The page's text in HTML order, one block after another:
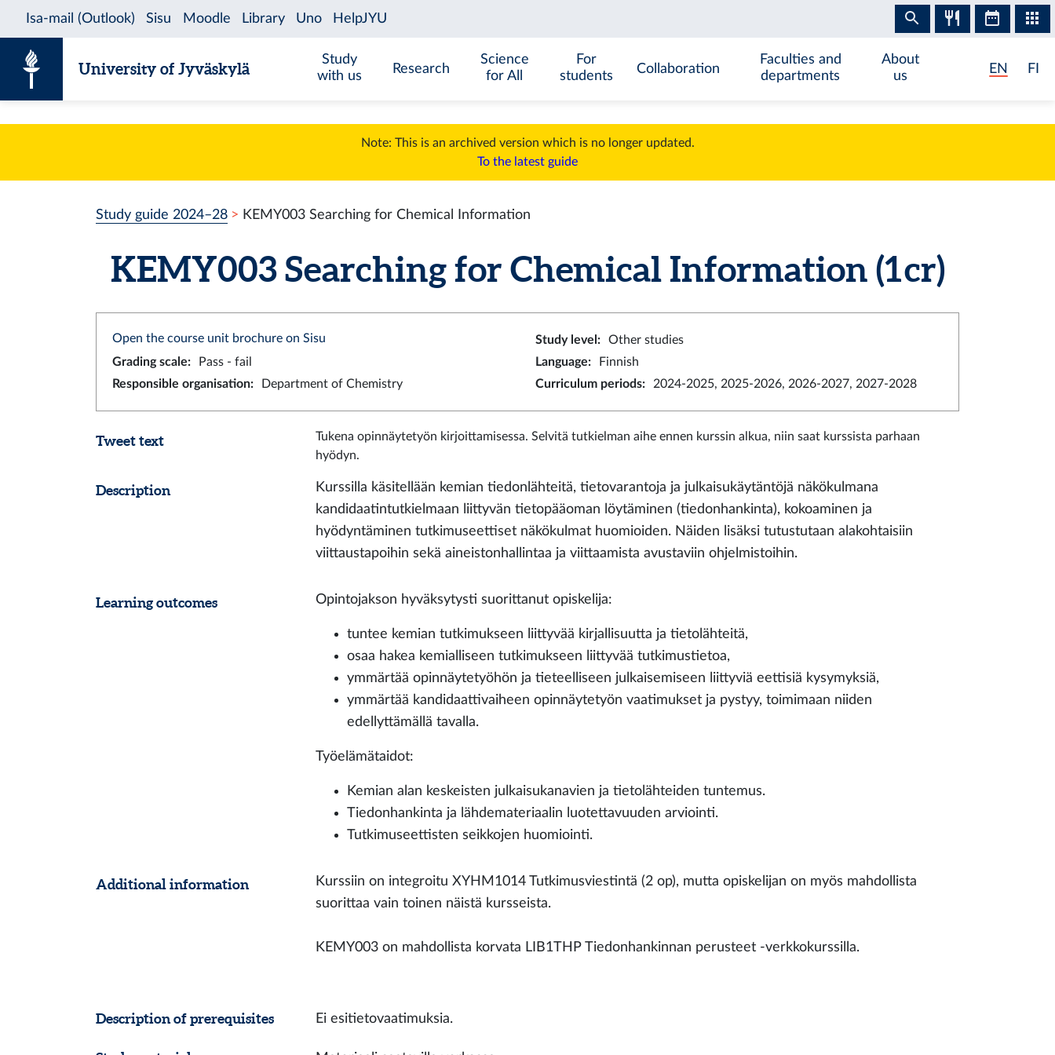
University of Jyväskylä
Study
with us
Research
Science
for All
For
students
Collaboration
Faculties and
departments
About
us
EN FI
Note: This is an archived version which is no longer updated.
To the latest guide
Study guide 2024–28 KEMY003 Searching for Chemical Information
KEMY003 Searching for Chemical Information (1 cr)
Open the course unit brochure on Sisu Study level :
Other studies
Grading scale: Pass - fail Language:
Finnish
Responsible organisation: Department of Chemistry Curriculum periods: 2024-2025, 2025-2026, 2026-2027, 2027-2028
Tweet text
Tukena opinnäytetyön kirjoittamisessa. Selvitä tutkielman aihe ennen kurssin alkua, niin saat kurssista parhaan
hyödyn.
Description
Kurssilla käsitellään kemian tiedonlähteitä, tietovarantoja ja julkaisukäytäntöjä näkökulmana
kandidaatintutkielmaan liittyvän tietopääoman löytäminen (tiedonhankinta), kokoaminen ja
hyödyntäminen tutkimuseettiset näkökulmat huomioiden. Näiden lisäksi tutustutaan alakohtaisiin
viittaustapoihin sekä aineistonhallintaa ja viittaamista avustaviin ohjelmistoihin.
Learning outcomes Opintojakson hyväksytysti suorittanut opiskelija:
tuntee kemian tutkimukseen liittyvää kirjallisuutta ja tietolähteitä,
osaa hakea kemialliseen tutkimukseen liittyvää tutkimustietoa,
ymmärtää opinnäytetyöhön ja tieteelliseen julkaisemiseen liittyviä eettisiä kysymyksiä,
ymmärtää kandidaattivaiheen opinnäytetyön vaatimukset ja pystyy, toimimaan niiden
edellyttämällä tavalla.
Työelämätaidot:
Kemian alan keskeisten julkaisukanavien ja tietolähteiden tuntemus.
Tiedonhankinta ja lähdemateriaalin luotettavuuden arviointi.
Tutkimuseettisten seikkojen huomiointi.
Additional information
Kurssiin on integroitu XYHM1014 Tutkimusviestintä (2 op), mutta opiskelijan on myös mahdollista
suorittaa vain toinen näistä kursseista.
KEMY003 on mahdollista korvata LIB1THP Tiedonhankinnan perusteet -verkkokurssilla.
Description of prerequisites Ei esitietovaatimuksia.